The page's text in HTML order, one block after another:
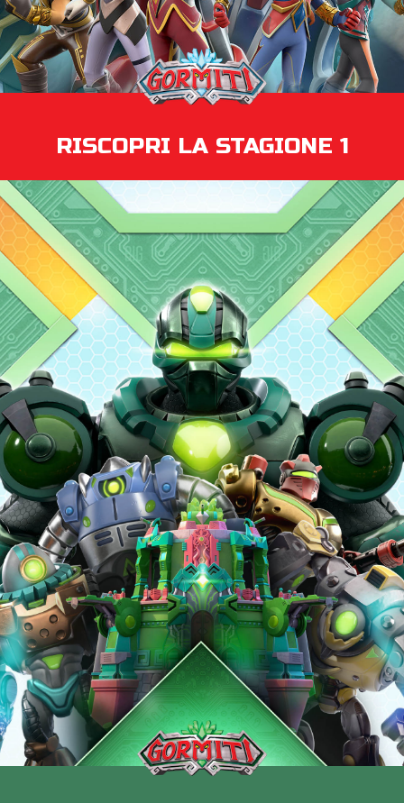
RISCOPRI LA STAGIONE 1